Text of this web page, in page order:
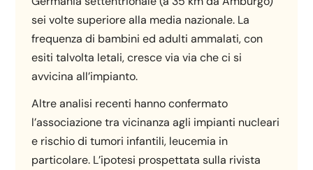
sei volte superiore alla media nazionale. La
frequenza di bambini ed adulti ammalati, con
esiti talvolta letali, cresce via via che ci si
avvicina all’impianto.
Altre analisi recenti hanno confermato
l’associazione tra vicinanza agli impianti nucleari
e rischio di tumori infantili, leucemia in
particolare. L’ipotesi prospettata sulla rivista